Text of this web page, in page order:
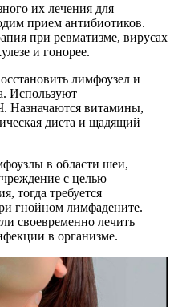
их лечения для
прием антибиотиков.
при ревматизме, вирусах
и гонорее.
лимфоузел и
Используют
Назначаются витамины,
диета и щадящий
в области шеи,
с целью
тогда требуется
гнойном лимфадените.
своевременно лечить
в организме.